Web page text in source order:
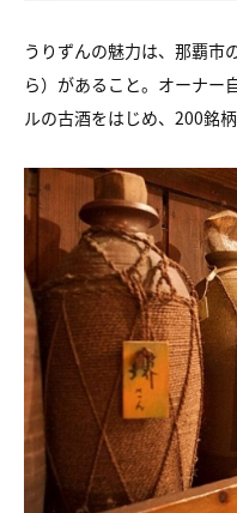
うりずんの魅力は、那覇市
ら）があること。 オーナー
ルの古酒をはじめ、 200銘